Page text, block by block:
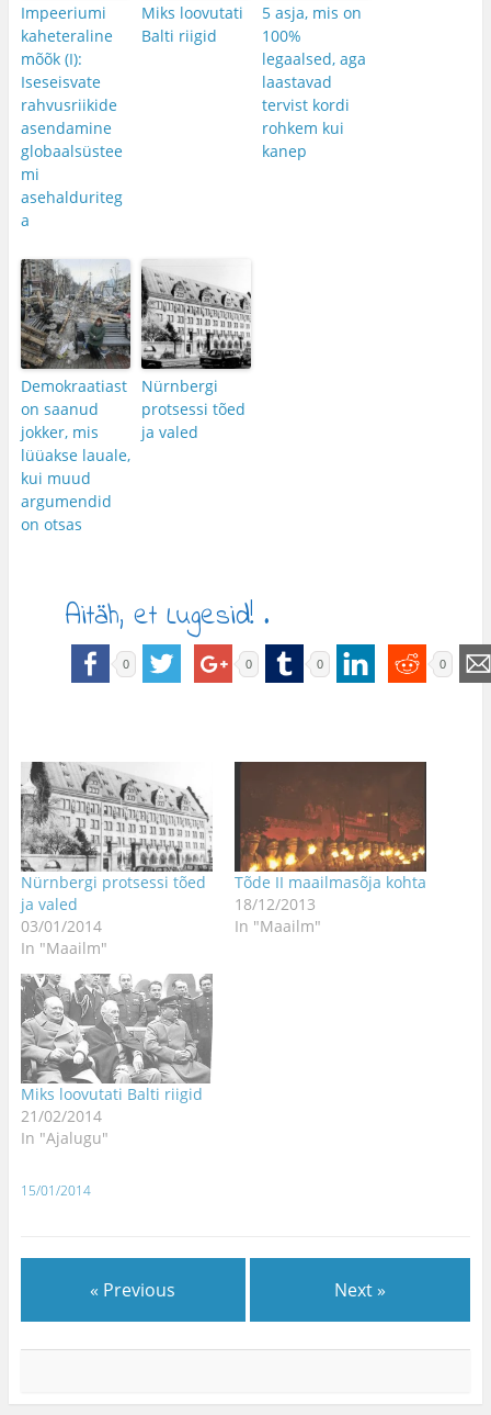
Impeeriumi
kaheteraline
mõõk (I):
Iseseisvate
rahvusriikide
asendamine
globaalsüstee
mi
asehalduriteg
a
Miks loovutati
Balti riigid
5 asja, mis on
100%
legaalsed, aga
laastavad
tervist kordi
rohkem kui
kanep
Demokraatiast
on saanud
jokker, mis
lüüakse lauale,
kui muud
argumendid
on otsas
Nürnbergi
protsessi tõed
ja valed
Aitäh, et Lugesid! .
0 0 0 0
Nürnbergi protsessi tõed
ja valed
03/01/2014
In "Maailm"
Tõde II maailmasõja kohta
18/12/2013
In "Maailm"
Miks loovutati Balti riigid
21/02/2014
In "Ajalugu"
15/01/2014
« Previous Next »